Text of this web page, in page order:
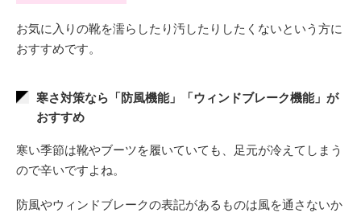
お気に入りの靴を濡らしたり汚したりしたくないという方に
おすすめです。
寒さ対策なら「防風機能」「ウィンドブレーク機能」が
おすすめ
寒い季節は靴やブーツを履いていても、足元が冷えてしまう
ので辛いですよね。
防風やウィンドブレークの表記があるものは風を通さないか